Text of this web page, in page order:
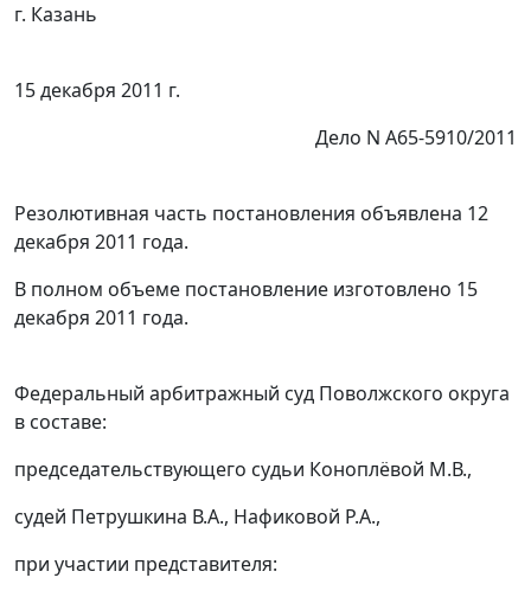
г. Казань
15 декабря 2011 г.
Дело N А65-5910/2011
Резолютивная часть постановления объявлена 12
декабря 2011 года.
В полном объеме постановление изготовлено 15
декабря 2011 года.
Федеральный арбитражный суд Поволжского округа
в составе:
председательствующего судьи Коноплёвой М.В.,
судей Петрушкина В.А., Нафиковой Р.А.,
при участии представителя: